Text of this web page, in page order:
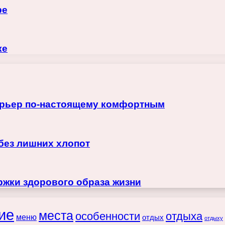
по-настоящему комфортным
лишних хлопот
здорового образа жизни
меню места особенности отдых отдыха отдыху